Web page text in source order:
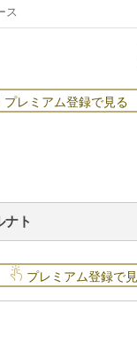
ス
プレミアム登録で見る
ナト
プレミアム登録で